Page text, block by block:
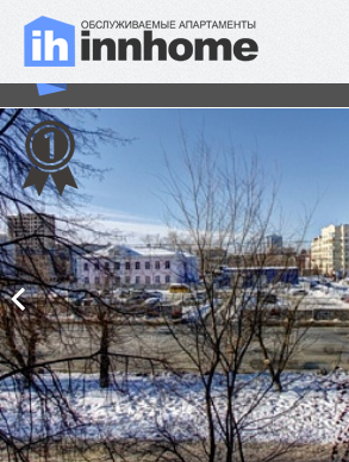
Blue Heaven (1 комн.)